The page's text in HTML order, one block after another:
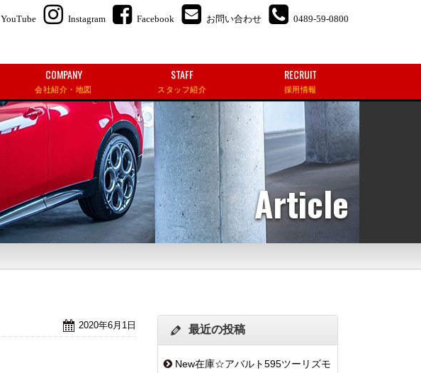
YouTube Instagram Facebook お問い合わせ 0489-59-0800
COMPANY
会社紹介・地図
STAFF
スタッフ紹介
RECRUIT
採用情報
Article
2020年6月1日 最近の投稿
New在庫☆アバルト595ツーリズモ